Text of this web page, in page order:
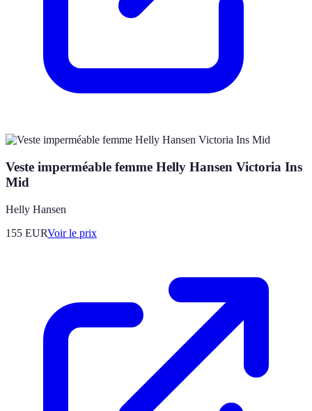
Veste imperméable femme Helly Hansen Victoria Ins
Mid
Helly Hansen
155 EURVoir le prix